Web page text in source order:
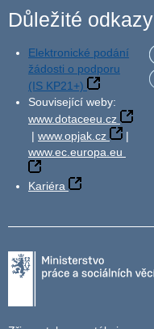
Důležité odkazy
Elektronické podání
žádosti o podporu
(IS KP21+)
Související weby:
www.dotaceeu.cz
| www.opjak.cz
|
www.ec.europa.eu
Kariéra